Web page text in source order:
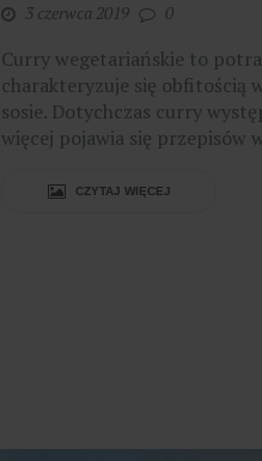
3 czerwca 2019 0
Curry wegetariańskie to
charakteryzuje się obfitością
sosie. Dotychczas curry
więcej pojawia się przepisów
CZYTAJ WIĘCEJ